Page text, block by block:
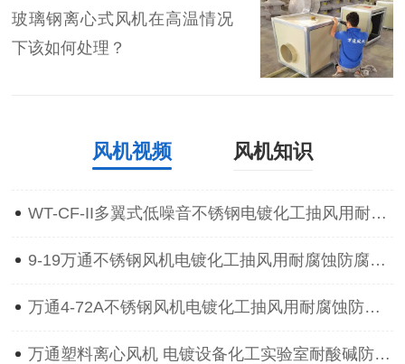
玻璃钢离心式风机在高温情况
下该如何处理？
风机视频 风机知识
WT-CF-II多翼式低噪音不锈钢电镀化工抽风用耐腐蚀防腐离心通风机
9-19万通不锈钢风机电镀化工抽风用耐腐蚀防腐防爆离心通风机
万通4-72A不锈钢风机电镀化工抽风用耐腐蚀防腐防爆离心通风机
万通塑料离心风机 电镀设备化工实验室耐酸碱防腐蚀抽风用通风机